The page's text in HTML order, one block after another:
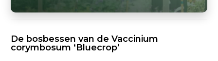
De bosbessen van de Vaccinium
corymbosum ‘Bluecrop’